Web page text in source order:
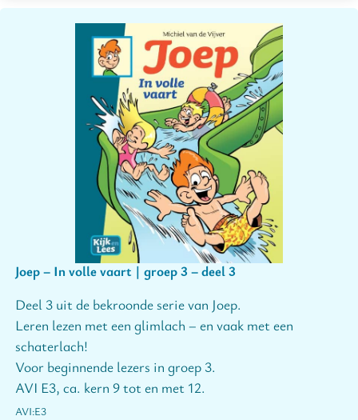
Joep – In volle vaart | groep 3 – deel 3
Deel 3 uit de bekroonde serie van Joep.
Leren lezen met een glimlach – en vaak met een
schaterlach!
Voor beginnende lezers in groep 3.
AVI E3, ca. kern 9 tot en met 12.
E3